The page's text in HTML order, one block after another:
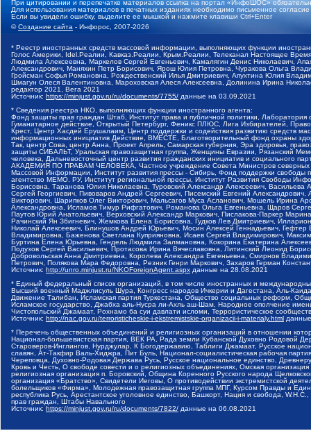
При цитировании и перепечатке материалов ссылка на портал «ИнфоШОС»
Для использования материалов в печатных изданиях необходимо письменное
Если вы увидели ошибку, выделите ее мышкой и нажмите клавиши Ctrl+Enter
©Создание сайта - Инфорос, 2007-2026
* Реестр иностранных средств массовой информации, выполняющих функции
Голос Америки, Idel.Реалии, Кавказ.Реалии, Крым.Реалии, Телеканал Настоящее
Людмила Алексеевна, Маркелов Сергей Евгеньевич, Камалягин Денис Николаевич,
Александрович, Маняхин Петр Борисович, Ярош Юлия Петровна, Чуракова Ольга
Гройсман Софья Романовна, Рождественский Илья Дмитриевич, Апухтина Юлия
Шмагун Олеся Валентиновна, Мароховская Алеся Алексеевна, Долинина Ирина
редактор 2021, Вега 2021
Источник: https://minjust.gov.ru/ru/documents/7755/ данные на 03.09.2021
* Сведения реестра НКО, выполняющих функции иностранного агента:
Фонд защиты прав граждан Штаб, Институт права и публичной политики,
Гуманитарное действие, Открытый Петербург, Феникс ПЛЮС, Лига Избирателей,
Крест, Центр Хасдей Ерушалаим, Центр поддержки и содействия развитию средств
информационных инициатив Действие, ВМЕСТЕ, Благотворительный фонд охраны
Так, центр Сова, центр Анна, Проект Апрель, Самарская губерния, Эра здоровья,
защиты СИБАЛЬТ, Уральская правозащитная группа, Женщины Евразии, Рязанский
человека, Дальневосточный центр развития гражданских инициатив и социального
АКАДЕМИЯ ПО ПРАВАМ ЧЕЛОВЕКА, Частное учреждение Совета Министров северных
Массовой Информации, Институт развития прессы - Сибирь, Фонд поддержки
агентство МЕМО. РУ, Институт региональной прессы, Институт Развития Свободы
Борисовна, Таранова Юлия Николаевна, Туровский Александр Алексеевич,
Сергей Георгиевич, Пивоваров Андрей Сергеевич, Писемский Евгений
Викторович, Шарипков Олег Викторович, Мальсагов Муса Асланович, Мошель Ирина
Александровна, Исламов Тимур Рифгатович, Романова Ольга Евгеньевна, Щаров
Паутов Юрий Анатольевич, Верховский Александр Маркович, Пислакова-Паркер
Рачинский Ян Збигневич, Жемкова Елена Борисовна, Гудков Лев Дмитриевич,
Николай Алексеевич, Блинушов Андрей Юрьевич, Мосин Алексей Геннадьевич,
Владимировна, Баженова Светлана Куприяновна, Исаев Сергей Владимирович,
Буртина Елена Юрьевна, Гендель Людмила Залмановна, Кокорина Екатерина
Подузов Сергей Васильевич, Протасова Ирина Вячеславовна, Литинский Леонид
Добровольская Анна Дмитриевна, Королева Александра Евгеньевна, Смирнов
Петрович, Полякова Мара Федоровна, Резник Генри Маркович, Захаров Герман
Источник: http://unro.minjust.ru/NKOForeignAgent.aspx данные на 28.08.2021
* Единый федеральный список организаций, в том числе иностранных и
Высший военный Маджлисуль Шура, Конгресс народов Ичкерии и Дагестана, Аль-
Движение Талибан, Исламская партия Туркестана, Общество социальных реформ,
Исламское государство, Джабха аль-Нусра ли-Ахль аш-Шам, Народное ополчение
Чистопольский Джамаат, Рохнамо ба суи давлати исломи, Террористическое
Источник: http://nac.gov.ru/terroristicheskie-i-ekstremistskie-organizacii-i-materialy.html
* Перечень общественных объединений и религиозных организаций в отношении
Национал-большевистская партия, ВЕК РА, Рада земли Кубанской Духовно Родовой
Староверов-Инглингов, Нурджулар, К Богодержавию, Таблиги Джамаат, Русское
славян, Ат-Такфир Валь-Хиджра, Пит Буль, Национал-социалистическая рабочая
Череповца, Духовно-Родовая Держава Русь, Русское национальное единство,
Кровь и Честь, О свободе совести и о религиозных объединениях, Омская
религиозная организация п. Боровский, Община Коренного Русского народа
организация «Братство», Свидетели Иеговы, О противодействии экстремистской
болельщиков «Фирма», Молодежная правозащитная группа МПГ, Курсом Правды и
республика Русь, Арестантское уголовное единство, Башкорт, Нация и свобода,
прав граждан, Штабы Навального
Источник: https://minjust.gov.ru/ru/documents/7822/ данные на 06.08.2021